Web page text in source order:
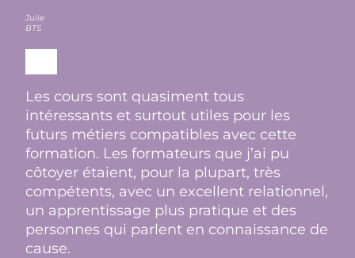
Julie
BTS
Les cours sont quasiment tous
intéressants et surtout utiles pour les
futurs métiers compatibles avec cette
formation. Les formateurs que j’ai pu
côtoyer étaient, pour la plupart, très
compétents, avec un excellent relationnel,
un apprentissage plus pratique et des
personnes qui parlent en connaissance de
cause.